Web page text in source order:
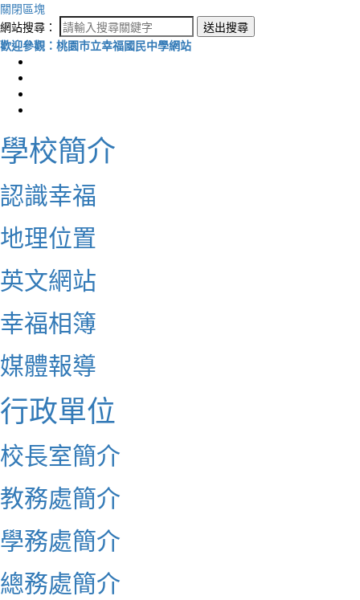
關閉區塊
網站搜尋：
送出搜尋
歡迎參觀：桃園市立幸福國民中學網站
學校簡介
認識幸福
地理位置
英文網站
幸福相簿
媒體報導
行政單位
校長室簡介
教務處簡介
學務處簡介
總務處簡介